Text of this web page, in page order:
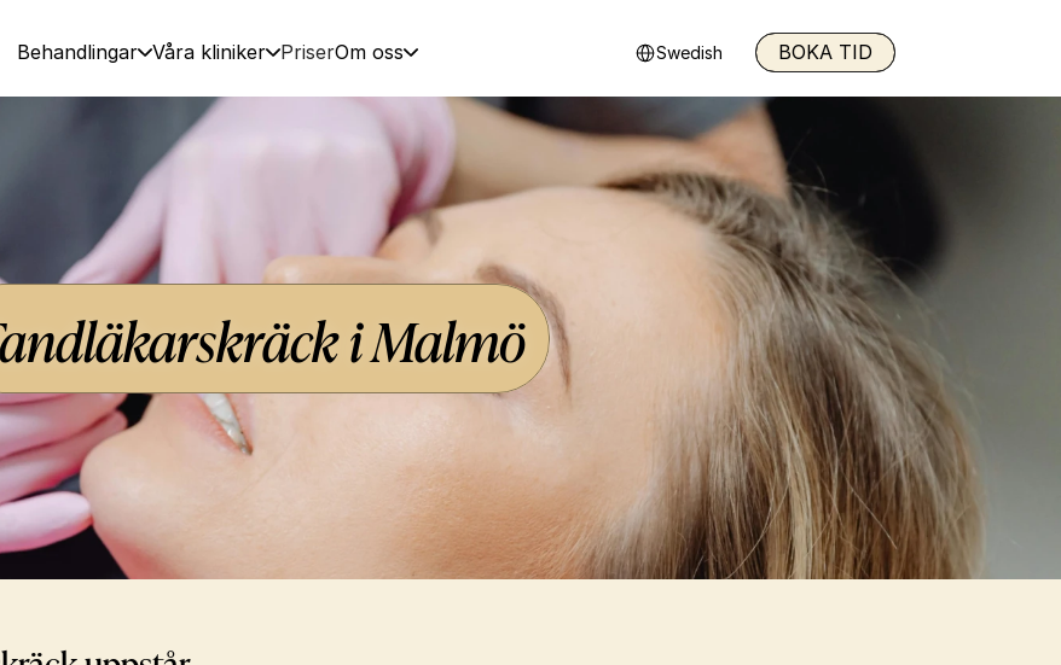
Behandlingar Våra kliniker PriserOm oss Select Language
Swedish BOKA TID
i Malmö